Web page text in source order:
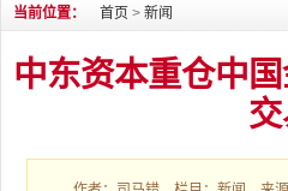
当前位置： 首页 > 新闻
中东资本重仓中